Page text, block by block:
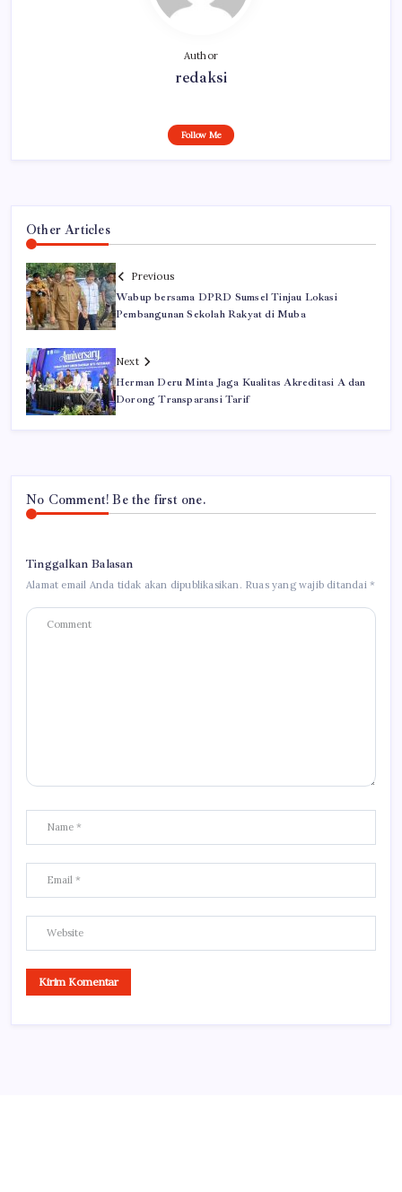
Author
redaksi
Follow Me
Other Articles
Previous
Wabup bersama DPRD Sumsel Tinjau Lokasi
Pembangunan Sekolah Rakyat di Muba
Next
Herman Deru Minta Jaga Kualitas Akreditasi A dan
Dorong Transparansi Tarif
No Comment! Be the first one.
Tinggalkan Balasan
Alamat email Anda tidak akan dipublikasikan. Ruas yang wajib ditandai*